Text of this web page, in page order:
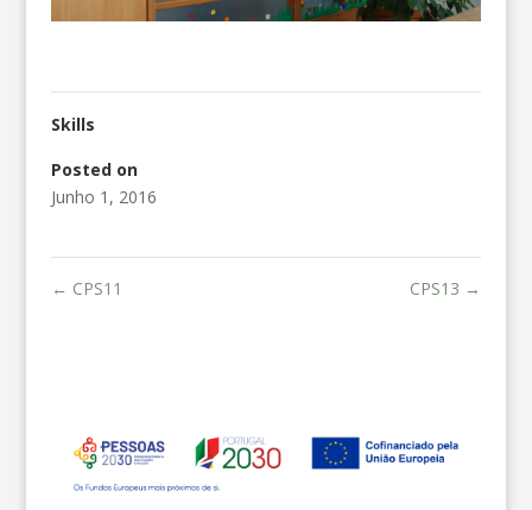
Skills
Posted on
Junho 1, 2016
← CPS11 CPS13 →